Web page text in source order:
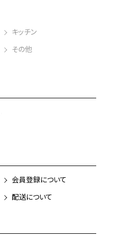
キッチン
その他
会員登録について
配送について